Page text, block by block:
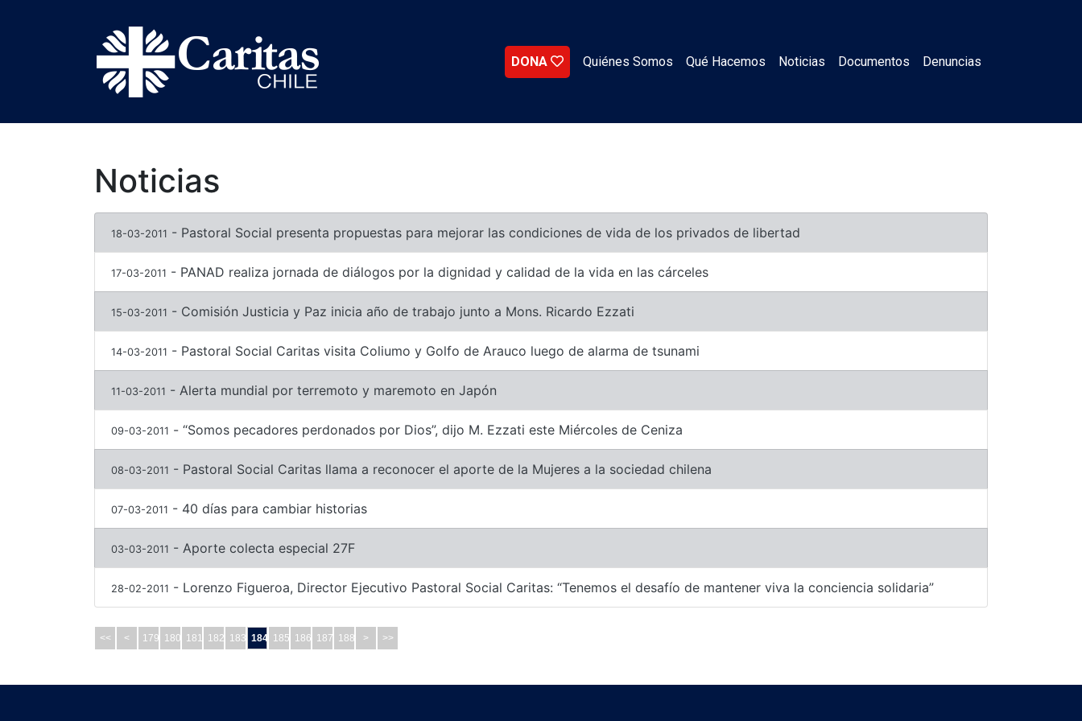
DONA Quiénes Somos Qué Hacemos Noticias Documentos Denuncias
Noticias
18-03-2011 - Pastoral Social presenta propuestas para mejorar las condiciones de vida de los privados de libertad
17-03-2011 - PANAD realiza jornada de diálogos por la dignidad y calidad de la vida en las cárceles
15-03-2011 - Comisión Justicia y Paz inicia año de trabajo junto a Mons. Ricardo Ezzati
14-03-2011 - Pastoral Social Caritas visita Coliumo y Golfo de Arauco luego de alarma de tsunami
11-03-2011 - Alerta mundial por terremoto y maremoto en Japón
09-03-2011 - “Somos pecadores perdonados por Dios”, dijo M. Ezzati este Miércoles de Ceniza
08-03-2011 - Pastoral Social Caritas llama a reconocer el aporte de la Mujeres a la sociedad chilena
07-03-2011 - 40 días para cambiar historias
03-03-2011 - Aporte colecta especial 27F
28-02-2011 - Lorenzo Figueroa, Director Ejecutivo Pastoral Social Caritas: “Tenemos el desafío de mantener viva la conciencia solidaria”
<< < 179 180 181 182 183 184 185 186 187 188 > >>